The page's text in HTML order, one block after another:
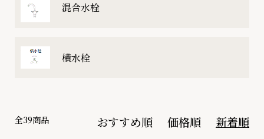
混合水栓
横水栓
全39商品 おすすめ順 価格順 新着順